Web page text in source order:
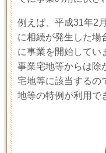
例えば、平成31年2
に相続が発生した場
に事業を開始してい
事業宅地等からは除
宅地等に該当するの
地等の特例が利用で